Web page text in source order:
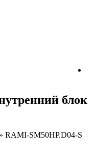
блок
» RAMI-SM50HP.D04-S